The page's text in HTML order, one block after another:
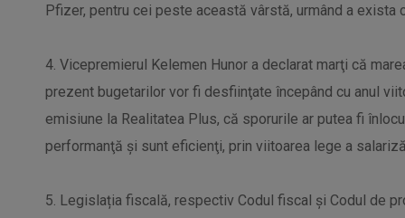
Pfizer, pentru cei peste această vârstă, urmând a exista
4. Vicepremierul Kelemen Hunor a declarat marţi că
prezent bugetarilor vor fi desfiinţate începând cu anul
emisiune la Realitatea Plus, că sporurile ar putea fi
performanţă şi sunt eficienţi, prin viitoarea lege a
5. Legislația fiscală, respectiv Codul fiscal și Codul de